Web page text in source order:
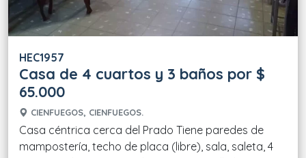
HEC1957
Casa de 4 cuartos y 3 baños por $
65.000
CIENFUEGOS, CIENFUEGOS.
Casa céntrica cerca del Prado Tiene paredes de
mampostería, techo de placa (libre), sala, saleta, 4